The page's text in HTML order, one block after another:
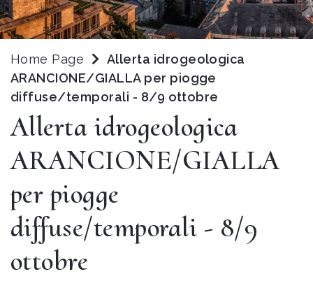
Home Page
Allerta idrogeologica
ARANCIONE/GIALLA per piogge
diffuse/temporali - 8/9 ottobre
Allerta idrogeologica
ARANCIONE/GIALLA
per piogge
diffuse/temporali - 8/9
ottobre